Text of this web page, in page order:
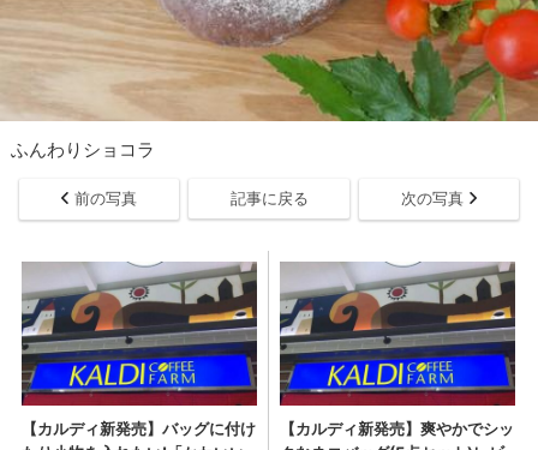
ふんわりショコラ
前の写真 記事に戻る 次の写真